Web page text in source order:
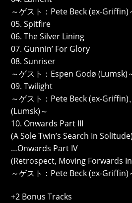
～ゲスト：Pete Beck (ex-Griffin)
05. Spitfire
06. The Silver Lining
07. Gunnin’ For Glory
08. Sunriser
～ゲスト：Espen Godø (Lumsk)
09. Twilight
～ゲスト：Pete Beck (ex-
(Lumsk)～
10. Onwards Part III
(A Sole Twin’s Search In Solitude)
…Onwards Part IV
(Retrospect, Moving Forwards
～ゲスト：Pete Beck (ex-Griffin)
+2 Bonus Tracks